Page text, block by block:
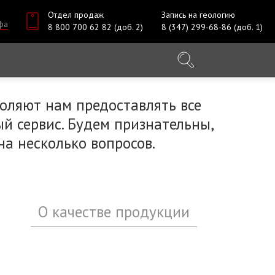
Отдел продаж
8 800 700 62 82 (доб. 2)
Запись на геологию
8 (347) 299-68-86 (доб. 1)
нам предоставлять все
сервис. Будем признательны,
несколько вопросов.
О качестве продукции